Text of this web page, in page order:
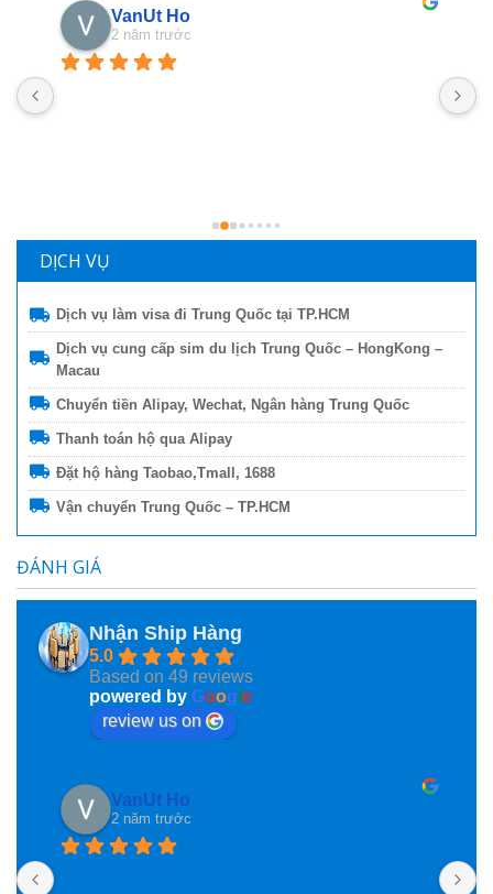
VanUt Ho
2 năm trước
DỊCH VỤ
Dịch vụ làm visa đi Trung Quốc tại TP.HCM
Dịch vụ cung cấp sim du lịch Trung Quốc – HongKong –
Macau
Chuyển tiền Alipay, Wechat, Ngân hàng Trung Quốc
Thanh toán hộ qua Alipay
Đặt hộ hàng Taobao,Tmall, 1688
Vận chuyển Trung Quốc – TP.HCM
ĐÁNH GIÁ
Nhận Ship Hàng
5.0
Based on 49 reviews
powered by Goog e
review us on
VanUt Ho
2 năm trước